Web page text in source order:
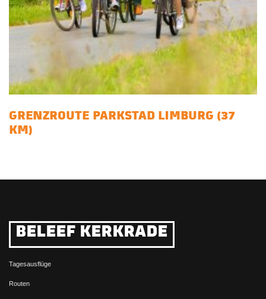
GRENZROUTE PARKSTAD LIMBURG (37
KM)
BELEEF KERKRADE
Tagesausflüge
Routen